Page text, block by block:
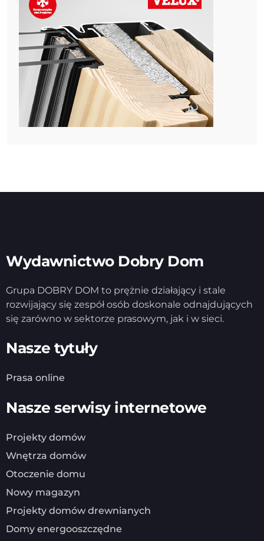
Wydawnictwo Dobry Dom
Grupa DOBRY DOM to prężnie działający i stale
rozwijający się zespół osób doskonale odnajdujących
się zarówno w sektorze prasowym, jak i w sieci.
Nasze tytuły
Prasa online
Nasze serwisy internetowe
Projekty domów
Wnętrza domów
Otoczenie domu
Nowy magazyn
Projekty domów drewnianych
Domy energooszczędne